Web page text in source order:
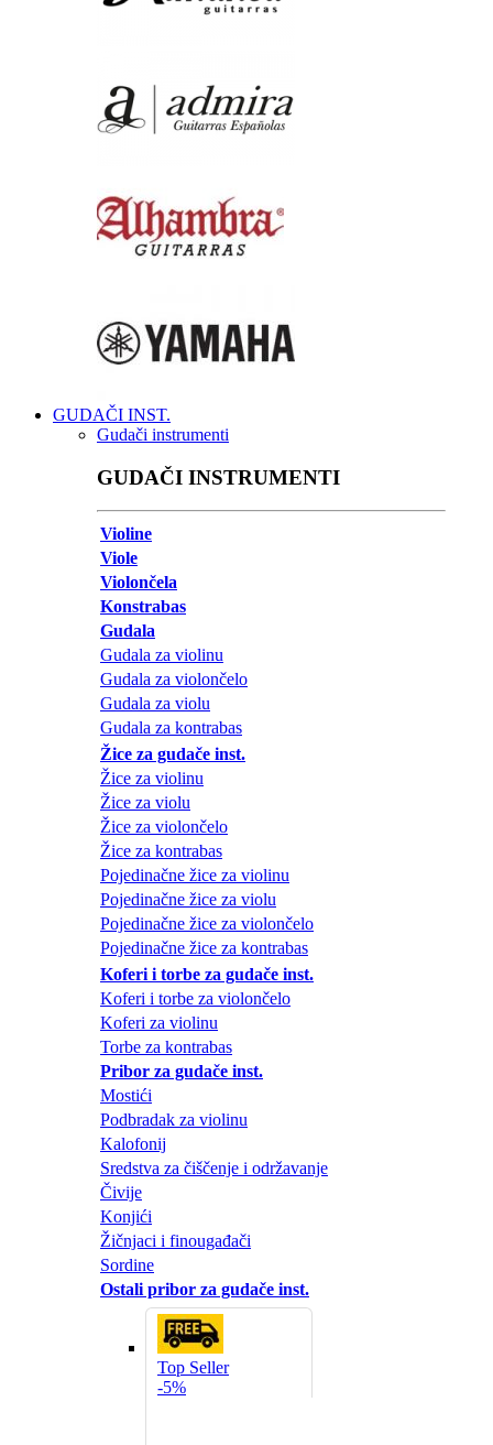
GUDAČI INST.
Gudači instrumenti
GUDAČI INSTRUMENTI
Violine
Viole
Violončela
Konstrabas
Gudala
Gudala za violinu
Gudala za violončelo
Gudala za violu
Gudala za kontrabas
Žice za gudače inst.
Žice za violinu
Žice za violu
Žice za violončelo
Žice za kontrabas
Pojedinačne žice za violinu
Pojedinačne žice za violu
Pojedinačne žice za violončelo
Pojedinačne žice za kontrabas
Koferi i torbe za gudače inst.
Koferi i torbe za violončelo
Koferi za violinu
Torbe za kontrabas
Pribor za gudače inst.
Mostići
Podbradak za violinu
Kalofonij
Sredstva za čiščenje i održavanje
Čivije
Konjići
Žičnjaci i finougađači
Sordine
Ostali pribor za gudače inst.
Top Seller
-5%